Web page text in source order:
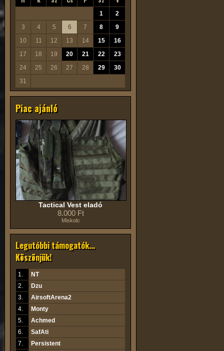
1
2
3
4 5 6 7 8
9
10
11 12 13 14 15
16
17
18 19 20 21 22
23
24
25 26 27 28 29
30
31
Piac ajánló
Tactical Vest eladó
8.000 Ft
Miskolc
Legutóbbi támogatók...
Köszönjük!
1.
NT
2.
Dzu
3.
AirsoftArena2
4.
Monty
5.
Achmed
6.
SafAti
7.
Persistent